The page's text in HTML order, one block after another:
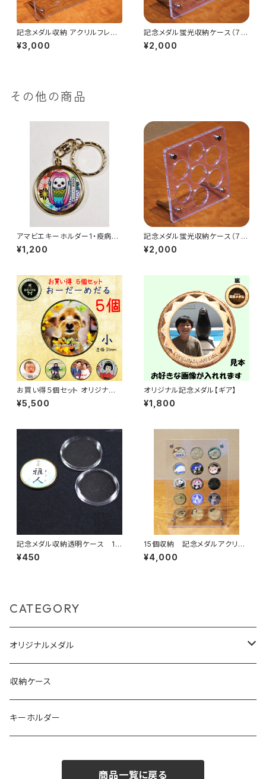
記念メダル収納 アクリルフレー
ム（１１穴）
¥3,000
記念メダル蛍光収納ケース（７
穴）
¥2,000
その他の商品
アマビエキーホルダー1・疫病退
散・お守り
¥1,200
記念メダル蛍光収納ケース（７
穴）
¥2,000
お買い得５個セット オリジナル
記念メダル 小 【全面・ギア・ハー
ト・花】・裏面【祝あり・祝なし】ケ
¥5,500
オリジナル記念メダル【ギア】
¥1,800
記念メダル収納透明ケース 10
個セット
¥450
15個収納 記念メダルアクリル
フレーム
¥4,000
CATEGORY
オリジナルメダル
オーダーメイドメダル
キャラクターメダル等
収納ケース
キーホルダー
商品一覧に戻る